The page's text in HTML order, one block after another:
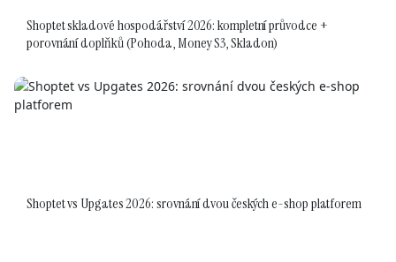
Shoptet skladové hospodářství 2026: kompletní průvodce +
porovnání doplňků (Pohoda, Money S3, Skladon)
Shoptet vs Upgates 2026: srovnání dvou českých e-shop platforem